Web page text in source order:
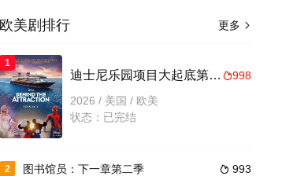
更多 
欧美剧排行
1
998
迪士尼乐园项目大起底第三季
2026 / 美国 / 欧美
状态：已完结
2  993
图书馆员：下一章第二季